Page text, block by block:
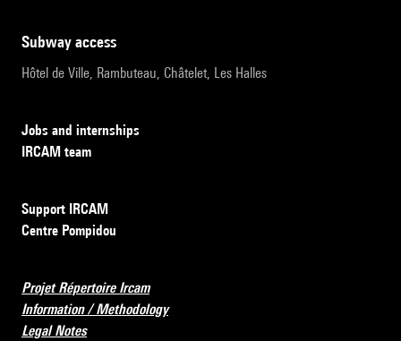
subway access
Hôtel de Ville, Rambuteau, Châtelet, Les Halles
Jobs and internships
IRCAM team
Support IRCAM
Centre Pompidou
Projet Répertoire Ircam
Information / Methodology
Legal Notes